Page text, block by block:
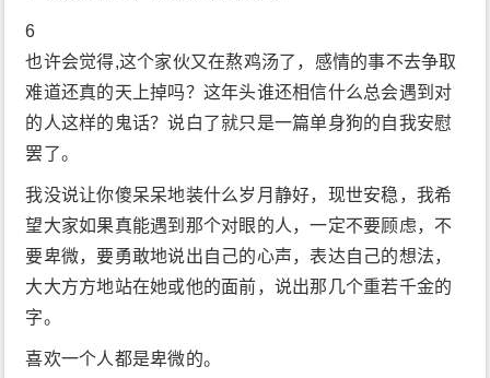
6
也许会觉得,这个家伙又在熬鸡汤了，感情的事不去争取
难道还真的天上掉吗？这年头谁还相信什么总会遇到对
的人这样的鬼话？说白了就只是一篇单身狗的自我安慰
罢了。
我没说让你傻呆呆地装什么岁月静好，现世安稳，我希
望大家如果真能遇到那个对眼的人，一定不要顾虑，不
要卑微，要勇敢地说出自己的心声，表达自己的想法，
大大方方地站在她或他的面前，说出那几个重若千金的
字。
喜欢一个人都是卑微的。